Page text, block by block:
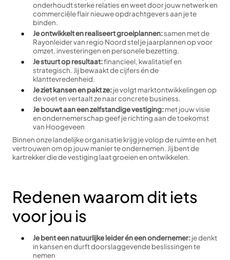
onderhoudt sterke relaties en weet door jouw netwerk en
commerciële flair nieuwe opdrachtgevers aan je te
binden.
Je ontwikkelt en realiseert groeiplannen:samen met de
Rayonleider van regio Noord stel je jaarplannen op voor
omzet, investeringen en personele bezetting.
Je stuurt op resultaat:financieel, kwalitatief en
strategisch. Jij bewaakt de cijfers én de
klanttevredenheid.
Je ziet kansen en pakt ze:je volgt marktontwikkelingen op
de voet en vertaalt ze naar concrete business.
Je bouwt aan een zelfstandige vestiging:met jouw visie
en ondernemerschap geef je richting aan de toekomst
van Hoogeveen
Binnen onze landelijke organisatie krijg je volop de ruimte en het
vertrouwen om op jouw manier te ondernemen. Jij bent de
kartrekker die de vestiging laat groeien en ontwikkelen.
Redenen waarom dit iets
voor jou is
Je bent een natuurlijke leider én een ondernemer:je denkt
in kansen en durft doorslaggevende beslissingen te
nemen